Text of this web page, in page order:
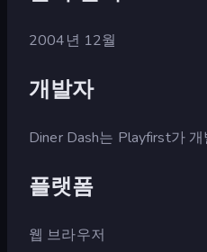
2004년 12월
개발자
Diner Dash는 Playfirst가
플랫폼
웹 브라우저